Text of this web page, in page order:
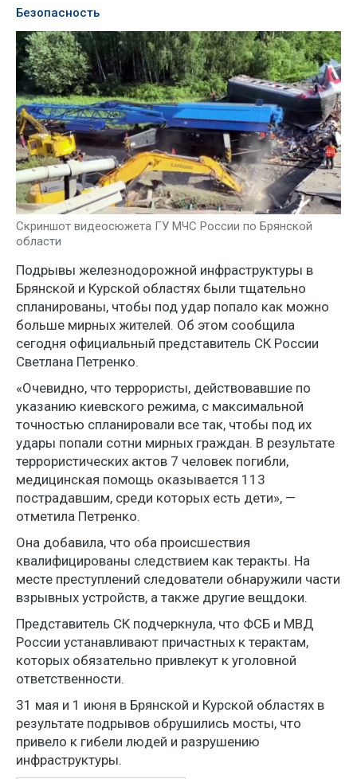
Безопасность
Скриншот видеосюжета ГУ МЧС России по Брянской
области
Подрывы железнодорожной инфраструктуры в
Брянской и Курской областях были тщательно
спланированы, чтобы под удар попало как можно
больше мирных жителей. Об этом сообщила
сегодня официальный представитель СК России
Светлана Петренко.
«Очевидно, что террористы, действовавшие по
указанию киевского режима, с максимальной
точностью спланировали все так, чтобы под их
удары попали сотни мирных граждан. В результате
террористических актов 7 человек погибли,
медицинская помощь оказывается 113
пострадавшим, среди которых есть дети», —
отметила Петренко.
Она добавила, что оба происшествия
квалифицированы следствием как теракты. На
месте преступлений следователи обнаружили части
взрывных устройств, а также другие вещдоки.
Представитель СК подчеркнула, что ФСБ и МВД
России устанавливают причастных к терактам,
которых обязательно привлекут к уголовной
ответственности.
31 мая и 1 июня в Брянской и Курской областях в
результате подрывов обрушились мосты, что
привело к гибели людей и разрушению
инфраструктуры.